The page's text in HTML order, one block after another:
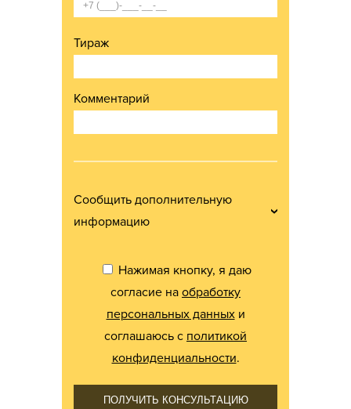
Тираж
Комментарий
Сообщить дополнительную
информацию
Нажимая кнопку, я даю
согласие на обработку
персональных данныхи
соглашаюсь с политикой
конфиденциальности.
ПОЛУЧИТЬ КОНСУЛЬТАЦИЮ